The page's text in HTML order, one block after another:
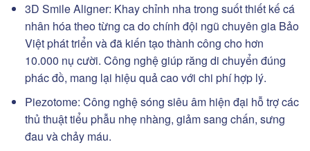
3D Smile Aligner: Khay chỉnh nha trong suốt thiết kế cá
nhân hóa theo từng ca do chính đội ngũ chuyên gia Bảo
Việt phát triển và đã kiến tạo thành công cho hơn
10.000 nụ cười. Công nghệ giúp răng di chuyển đúng
phác đồ, mang lại hiệu quả cao với chi phí hợp lý.
Piezotome: Công nghệ sóng siêu âm hiện đại hỗ trợ các
thủ thuật tiểu phẫu nhẹ nhàng, giảm sang chấn, sưng
đau và chảy máu.